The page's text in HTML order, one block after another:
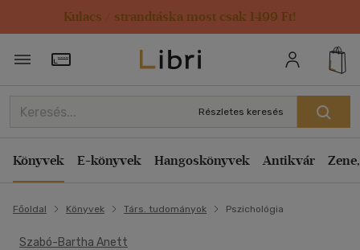
Kulacs / strandtáska most csak 1499 Ft!
Törzsvásárlói Kártya adatai
Részletes keresés
Könyvek E-könyvek Hangoskönyvek Antikvár
Főoldal Könyvek Társ. tudományok Pszichológia
Szabó-Bartha Anett